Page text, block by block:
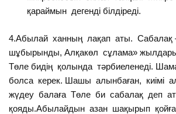
қараймын дегенді білдіреді.
4.Абылай ханның лақап аты. Сабалақ
шұбырынды, Алқакөл сұлама»
Төле бидің қолында тәрбиеленеді.
болса керек. Шашы алынбаған, киімі
жүдеу балаға Төле би сабалақ деп ат
қояды.Абылайдын азан шақырып